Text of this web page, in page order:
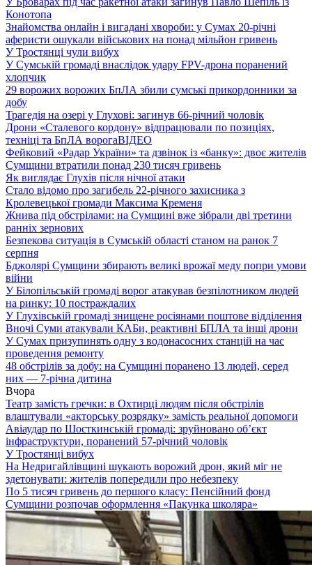
Конотопа
Знайомства онлайн і вигадані хвороби: у Сумах 20-річні
аферисти ошукали військових на понад мільйон гривень
У Тростянці чули вибух
У Сумській громаді внаслідок удару FPV-дрона поранений
хлопчик
29 ворожих ворожих БпЛА збили сумські прикордонники за
добу
Трагедія на озері у Глухові: загинув 66-річний чоловік
Дрони «Сталевого кордону» відпрацювали по позиціях,
техніці та БпЛА ворогаВІДЕО
Фейковий «Радар України» та дзвінок із «банку»: двоє жителів
Сумщини втратили понад 230 тисяч гривень
Як виглядає Глухів після нічної атаки
Стало відомо про загибель 22-річного захисника з
Кролевецької громади Максима Кременя
Жнива під обстрілами: на Сумщині вже зібрали дві третини
ранніх зернових
Безпекова ситуація в Сумській області станом на ранок 7
серпня
Бджолярі Сумщини збирають великі врожаї меду попри умови
війни
У Білопільській громаді ворог атакував безпілотником людей
на ринку: 10 постраждалих
У Глухівській громаді знищене росіянами поштове відділення
Вночі Суми атакували КАБи, реактивні БПЛА та інші дрони
У Сумах призупинять одну з водонасосних станцій на час
проведення ремонту
48 обстрілів за добу: на Сумщині поранено 13 людей, серед
них — 7-річна дитина
Вчора
Театр замість гречки: в Охтирці людям після обстрілів
влаштували «акторську розрядку» замість реальної допомоги
Авіаудар по Шосткинській громаді: зруйновано об’єкт
інфраструктури, поранений 57-річний чоловік
У Тростянці вибух
На Недригайлівщині шукають ворожий дрон, який міг не
здетонувати: жителів попередили про небезпеку
По 5 тисяч гривень до першого класу: Пенсійний фонд
Сумщини розпочав оформлення «Пакунка школяра»